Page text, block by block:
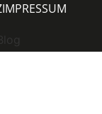
IMPRESSUM